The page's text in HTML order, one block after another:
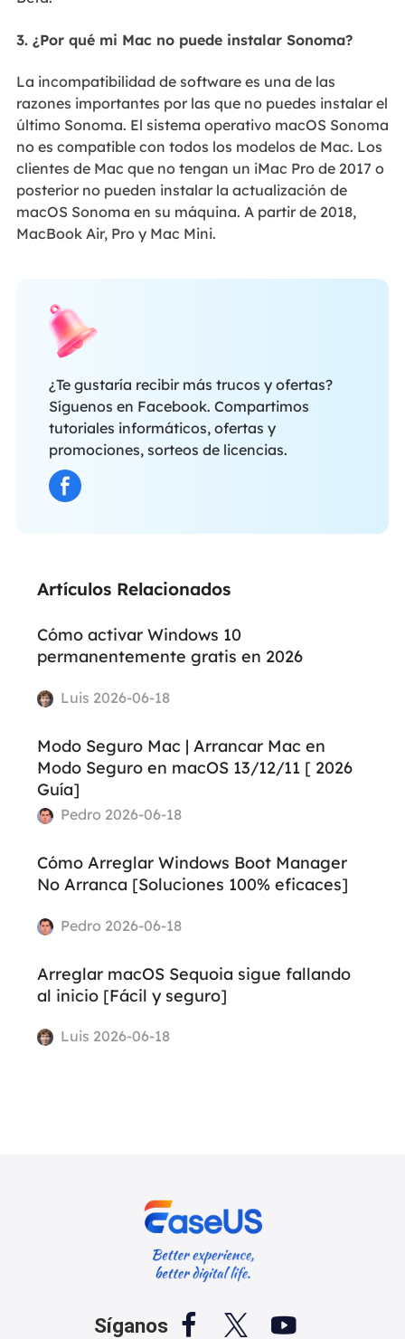
3. ¿Por qué mi Mac no puede instalar Sonoma?
La incompatibilidad de software es una de las
razones importantes por las que no puedes instalar el
último Sonoma. El sistema operativo macOS Sonoma
no es compatible con todos los modelos de Mac. Los
clientes de Mac que no tengan un iMac Pro de 2017 o
posterior no pueden instalar la actualización de
macOS Sonoma en su máquina. A partir de 2018,
MacBook Air, Pro y Mac Mini.
¿Te gustaría recibir más trucos y ofertas?
Síguenos en Facebook. Compartimos
tutoriales informáticos, ofertas y
promociones, sorteos de licencias.
Artículos Relacionados
Cómo activar Windows 10
permanentemente gratis en 2026
Luis 2026-06-18
Modo Seguro Mac | Arrancar Mac en
Modo Seguro en macOS 13/12/11 [ 2026
Guía]
Pedro 2026-06-18
Cómo Arreglar Windows Boot Manager
No Arranca [Soluciones 100% eficaces]
Pedro 2026-06-18
Arreglar macOS Sequoia sigue fallando
al inicio [Fácil y seguro]
Luis 2026-06-18
Síganos   